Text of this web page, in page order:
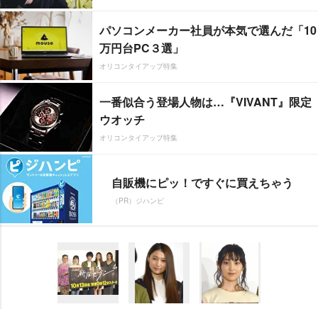
パソコンメーカー社員が本気で選んだ「10
万円台PC３選」
オリコンタイアップ特集
一番似合う登場人物は…『VIVANT』限定
ウオッチ
オリコンタイアップ特集
自販機にピッ！ですぐに買えちゃう
（PR）ジハンピ